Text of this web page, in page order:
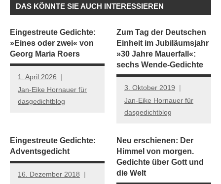
DAS KÖNNTE SIE AUCH INTERESSIEREN
Eingestreute Gedichte:
»Eines oder zwei« von
Georg Maria Roers
1. April 2026
Jan-Eike Hornauer für
dasgedichtblog
Zum Tag der Deutschen
Einheit im Jubiläumsjahr
»30 Jahre Mauerfall«:
sechs Wende-Gedichte
3. Oktober 2019
Jan-Eike Hornauer für
dasgedichtblog
Eingestreute Gedichte:
Adventsgedicht
16. Dezember 2018
Neu erschienen: Der
Himmel von morgen.
Gedichte über Gott und
die Welt